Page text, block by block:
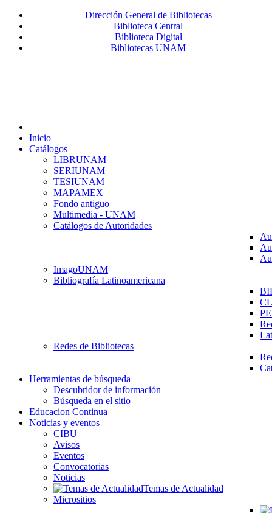
Dirección General de Bibliotecas
Biblioteca Central
Biblioteca Digital
Bibliotecas UNAM
Inicio
Catálogos
LIBRUNAM
SERIUNAM
TESIUNAM
MAPAMEX
Fondo antiguo
Multimedia - UNAM
Catálogos de Autoridades
ImagoUNAM
Bibliografía Latinoamericana
Redes de Bibliotecas
Herramientas de búsqueda
Descubridor de información
Búsqueda en el sitio
Educacion Continua
Noticias y eventos
CIBU
Avisos
Eventos
Convocatorias
Noticias
Temas de Actualidad
Micrositios